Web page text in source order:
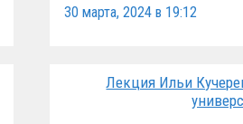
30 марта, 2024 в 19:12
Лекция Ильи